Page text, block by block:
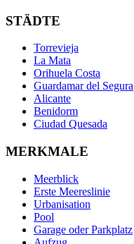
STÄDTE
Torrevieja
La Mata
Orihuela Costa
Guardamar del Segura
Alicante
Benidorm
Ciudad Quesada
MERKMALE
Meerblick
Erste Meereslinie
Urbanisation
Pool
Garage oder Parkplatz